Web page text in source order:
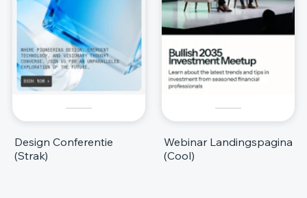
Design Conferentie
(Strak)
Webinar Landingspagina
(Cool)